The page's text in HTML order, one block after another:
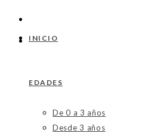
INICIO
EDADES
De 0 a 3 años
Desde 3 años